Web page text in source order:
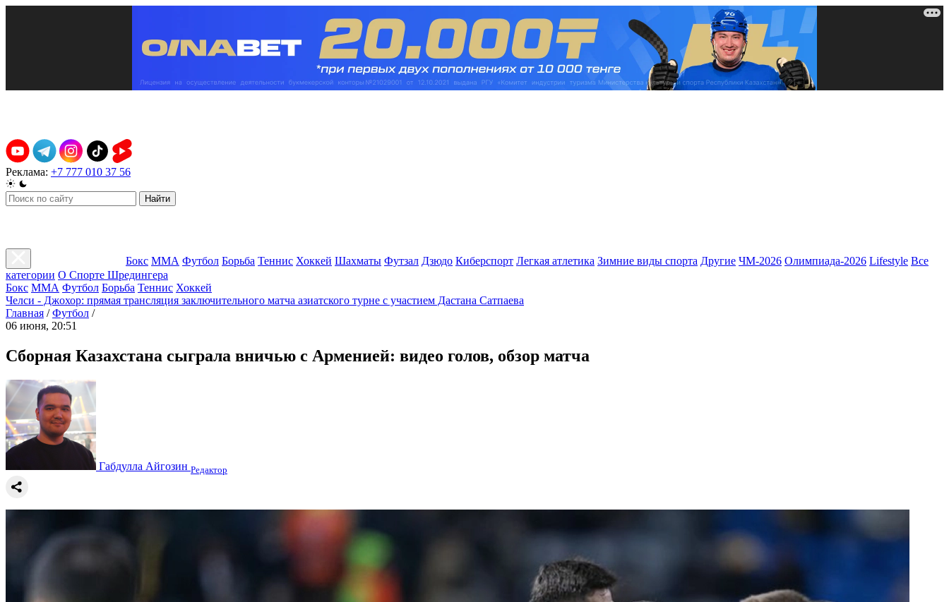
Реклама: +7 777 010 37 56
Найти
Бокс ММА Футбол Борьба Теннис Хоккей Шахматы Футзал Дзюдо Киберспорт Легкая атлетика Зимние виды спорта Другие ЧМ-2026 Олимпиада-2026 Lifestyle Все
категории О Спорте Шредингера
Бокс ММА Футбол Борьба Теннис Хоккей
Челси - Джохор: прямая трансляция заключительного матча азиатского турне с участием Дастана Сатпаева
Главная / Футбол /
06 июня, 20:51
Сборная Казахстана сыграла вничью с Арменией: видео голов, обзор матча
Габдулла Айгозин Редактор